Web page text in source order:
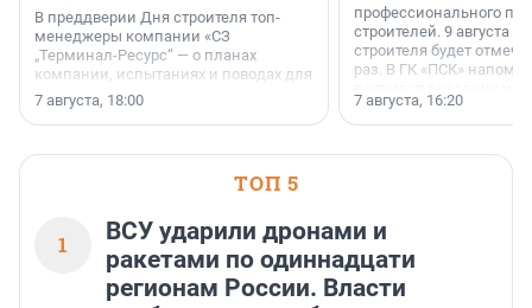
В преддверии Дня строителя топ-
менеджеры компании «СЗ
„Терминал-Ресурс“ — о планах
компании, испытаниях и поводах для
осторожного оптимизма.
7 августа, 18:00
профессионального
строителей. 9 августа
строителя будет
раз. В ГК «ПСК»
поменялась роль
7 августа, 16:20
ТОП 5
1
ВСУ ударили дронами и
ракетами по одиннадцати
регионам России. Власти